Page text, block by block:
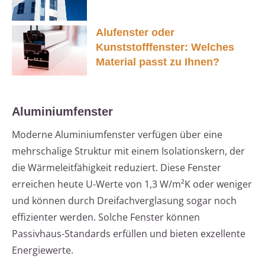
Alufenster oder
Kunststofffenster: Welches
Material passt zu Ihnen?
Aluminiumfenster
Moderne Aluminiumfenster verfügen über eine
mehrschalige Struktur mit einem Isolationskern, der
die Wärmeleitfähigkeit reduziert. Diese Fenster
erreichen heute U-Werte von 1,3 W/m²K oder weniger
und können durch Dreifachverglasung sogar noch
effizienter werden. Solche Fenster können
Passivhaus-Standards erfüllen und bieten exzellente
Energiewerte.